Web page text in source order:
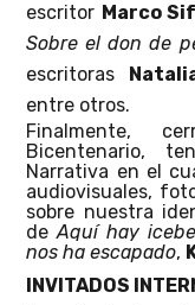
escritor Marco
Sobre el don de
escritoras
entre otros.
Finalmente,
Bicentenario,
Narrativa en el
audiovisuales,
sobre nuestra
deAquí hay
nos ha escapado,
INVITADOS